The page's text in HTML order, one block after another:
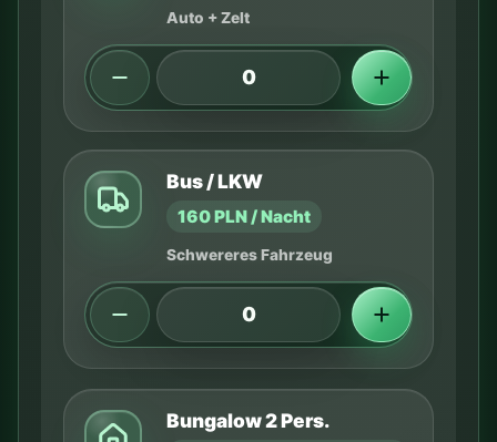
Auto + Zelt
Bus / LKW
160 PLN / Nacht
Schwereres Fahrzeug
Bungalow 2 Pers.